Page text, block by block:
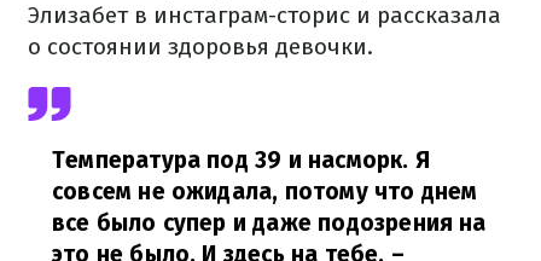
Элизабет в инстаграм-сторис и рассказала
о состоянии здоровья девочки.
Температура под 39 и насморк. Я
совсем не ожидала, потому что днем
все было супер и даже подозрения на
это не было. И здесь на тебе, –